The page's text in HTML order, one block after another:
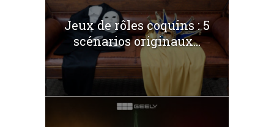
Jeux de rôles coquins : 5
scénarios originaux...